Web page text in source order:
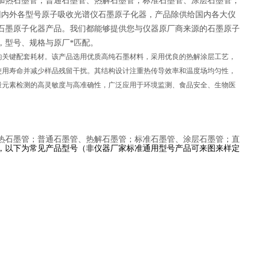
外各型号原子吸收光谱仪石墨原子化器，产品除供给国内各大仪
原子化器产品。我们都能够提供您与仪器原厂商来源的石墨原子
号、规格与原厂*匹配。
键配套耗材。该产品选用优质高纯石墨材料，采用优良的热解涂层工艺，
寿命并减少样品残留干扰。其结构设计注重热传导效率和温度场均匀性，
素检测的高灵敏度与高准确性，广泛应用于环境监测、食品安全、生物医
石墨管；普通石墨管、热解石墨管；标准石墨管、涂层石墨管；直
以下为常见产品型号（非仪器厂家标准通用型号产品可来图来样定